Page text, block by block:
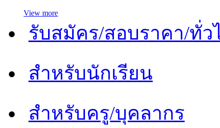
View more
รับสมัคร/สอบราคา/ทั่ว
สำหรับนักเรียน
สำหรับครู/บุคลากร